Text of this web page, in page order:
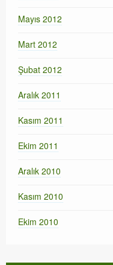
Mayıs 2012
Mart 2012
Şubat 2012
Aralık 2011
Kasım 2011
Ekim 2011
Aralık 2010
Kasım 2010
Ekim 2010